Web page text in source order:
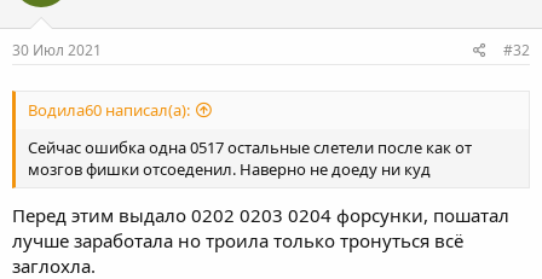
30 Июл 2021 #32
Водила60 написал(а):
Сейчас ошибка одна 0517 остальные слетели после как от
мозгов фишки отсоеденил. Наверно не доеду ни куд
Перед этим выдало 0202 0203 0204 форсунки, пошатал
лучше заработала но троила только тронуться всё
заглохла.